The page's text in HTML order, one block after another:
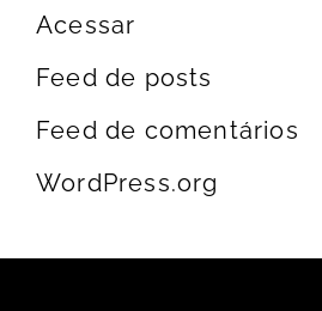
Acessar
Feed de posts
Feed de comentários
WordPress.org